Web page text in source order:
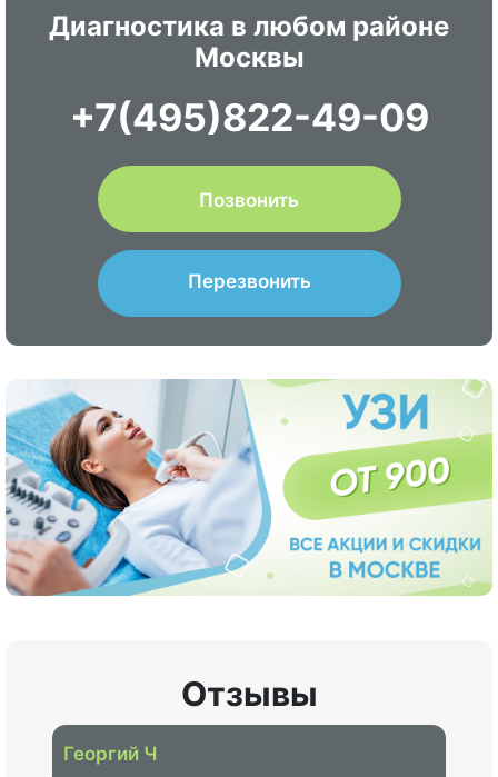
Диагностика в любом районе
Москвы
+7(495)822-49-09
Позвонить
Перезвонить
Отзывы
Георгий Ч